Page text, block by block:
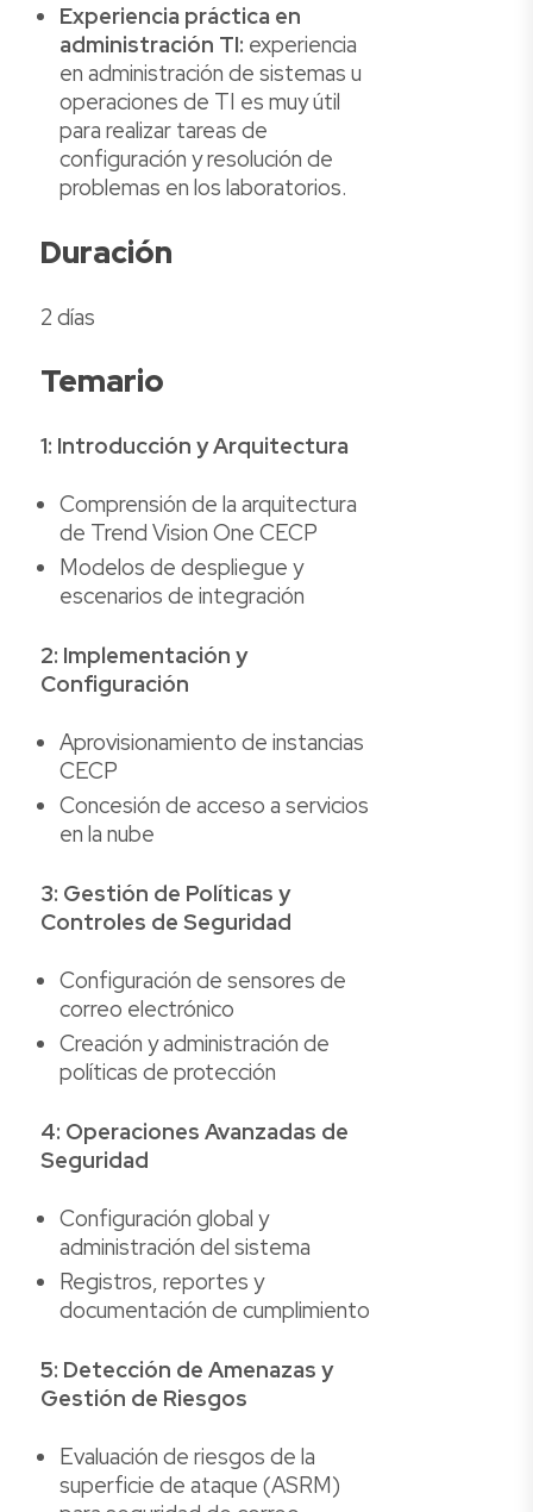
Experiencia práctica en
administración TI: experiencia
en administración de sistemas u
operaciones de TI es muy útil
para realizar tareas de
configuración y resolución de
problemas en los laboratorios.
Duración
2 días
Temario
1: Introducción y Arquitectura
Comprensión de la arquitectura
de Trend Vision One CECP
Modelos de despliegue y
escenarios de integración
2: Implementación y
Configuración
Aprovisionamiento de instancias
CECP
Concesión de acceso a servicios
en la nube
3: Gestión de Políticas y
Controles de Seguridad
Configuración de sensores de
correo electrónico
Creación y administración de
políticas de protección
4: Operaciones Avanzadas de
Seguridad
Configuración global y
administración del sistema
Registros, reportes y
documentación de cumplimiento
5: Detección de Amenazas y
Gestión de Riesgos
Evaluación de riesgos de la
superficie de ataque (ASRM)